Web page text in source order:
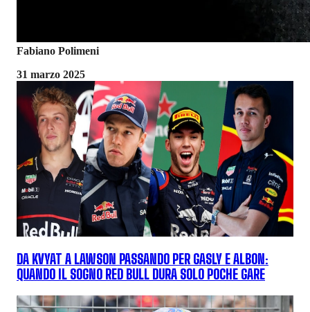
Fabiano Polimeni
31 marzo 2025
DA KVYAT A LAWSON PASSANDO PER GASLY E ALBON:
QUANDO IL SOGNO RED BULL DURA SOLO POCHE GARE